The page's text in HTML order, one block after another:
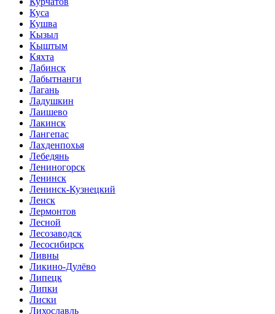
Куса
Кушва
Кызыл
Кыштым
Кяхта
Лабинск
Лабытнанги
Лагань
Ладушкин
Лаишево
Лакинск
Лангепас
Лахденпохья
Лебедянь
Лениногорск
Ленинск
Ленинск-Кузнецкий
Ленск
Лермонтов
Лесной
Лесозаводск
Лесосибирск
Ливны
Ликино-Дулёво
Липецк
Липки
Лиски
Лихославль